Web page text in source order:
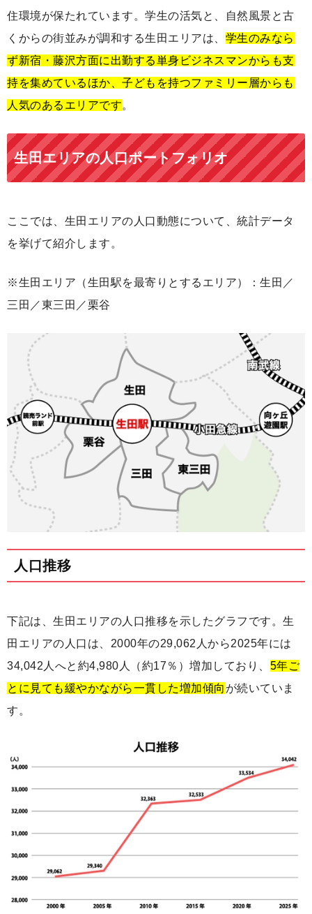
住環境が保たれています。学生の活気と、自然風景と古
くからの街並みが調和する生田エリアは、 学生のみなら
ず新宿・藤沢方面に出勤する単身ビジネスマンからも支
持を集めているほか、子どもを持つファミリー層からも
人気のあるエリアです。
生田エリアの人口ポートフォリオ
ここでは、生田エリアの人口動態について、統計データ
を挙げて紹介します。
※生田エリア（生田駅を最寄りとするエリア）：生田／
三田／東三田／栗谷
人口推移
下記は、生田エリアの人口推移を示したグラフです。生
田エリアの人口は、2000年の29,062人から2025年には
34,042人へと約4,980人（約17％）増加しており、 5年ご
とに見ても緩やかながら一貫した増加傾向 が続いていま
す。